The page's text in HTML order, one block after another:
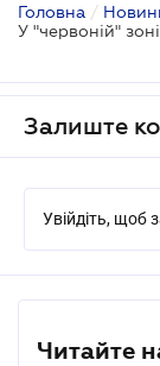
Головна /
Залиште
Увійдіть, щоб
Читайте